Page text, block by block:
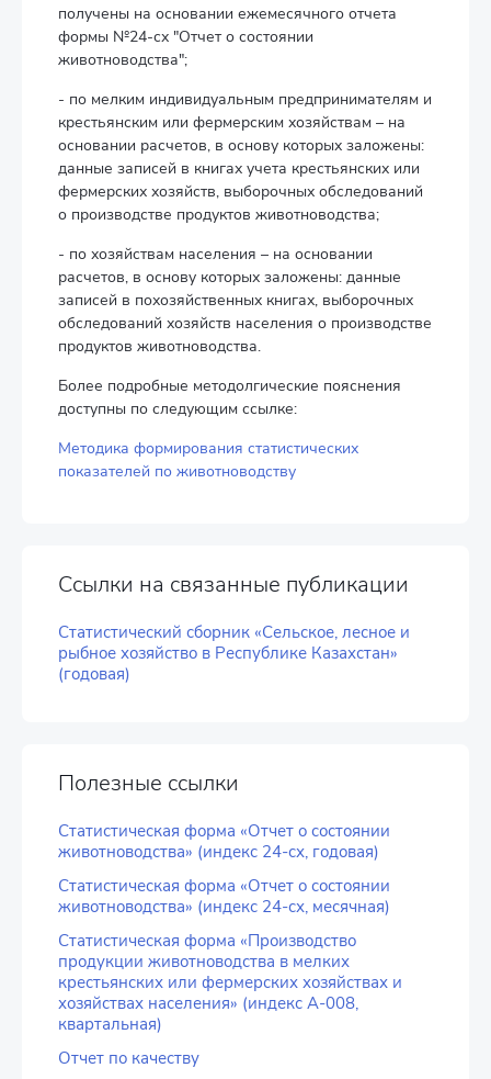
получены на основании ежемесячного отчета
формы №24-сх "Отчет о состоянии
животноводства";
- по мелким индивидуальным предпринимателям и
крестьянским или фермерским хозяйствам – на
основании расчетов, в основу которых заложены:
данные записей в книгах учета крестьянских или
фермерских хозяйств, выборочных обследований
о производстве продуктов животноводства;
- по хозяйствам населения – на основании
расчетов, в основу которых заложены: данные
записей в похозяйственных книгах, выборочных
обследований хозяйств населения о производстве
продуктов животноводства.
Более подробные методолгические пояснения
доступны по следующим ссылке:
Методика формирования статистических
показателей по животноводству
Ссылки на связанные публикации
Статистический сборник «Сельское, лесное и
рыбное хозяйство в Республике Казахстан»
(годовая)
Полезные ссылки
Статистическая форма «Отчет о состоянии
животноводства» (индекс 24-сх, годовая)
Статистическая форма «Отчет о состоянии
животноводства» (индекс 24-сх, месячная)
Статистическая форма «Производство
продукции животноводства в мелких
крестьянских или фермерских хозяйствах и
хозяйствах населения» (индекс А-008,
квартальная)
Отчет по качеству